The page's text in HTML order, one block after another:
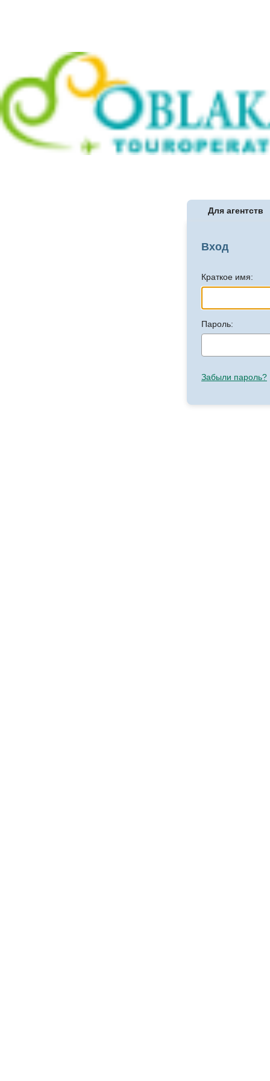
Для агентств
Вход
Краткое имя:
Пароль:
Забыли пароль?